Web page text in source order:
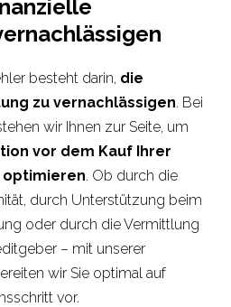
besteht darin, die
zu vernachlässigen. Bei
wir Ihnen zur Seite, um
vor dem Kauf Ihrer
optimieren. Ob durch die
durch Unterstützung beim
oder durch die Vermittlung
– mit unserer
wir Sie optimal auf
vor.